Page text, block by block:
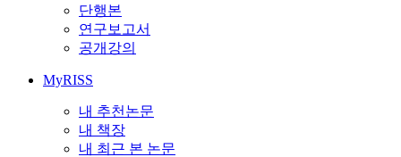
단행본
연구보고서
공개강의
MyRISS
내 추천논문
내 책장
내 최근 본 논문